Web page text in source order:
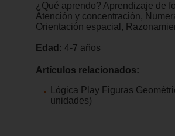
¿Qué aprendo? Aprendizaje de
Atención y concentración,
Orientación espacial,
Edad: 4-7 años
Artículos relacionados:
Lógica Play Figuras
unidades)